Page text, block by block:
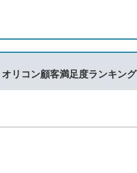
オリコン顧客満足度ランキング